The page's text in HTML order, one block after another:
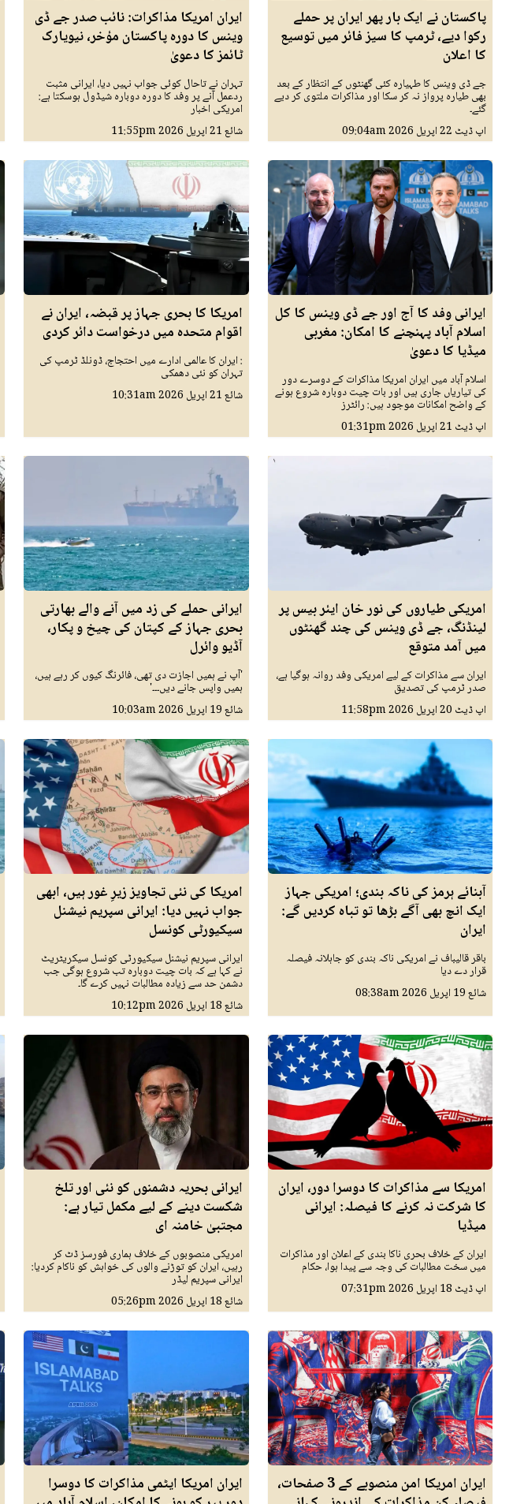
پاکستان نے ایک بار پھر ایران پر حملے
رکوا دیے، ٹرمپ کا سیز فائر میں توسیع
کا اعلان
جے ڈی وینس کا طہیارہ کئی گھنٹوں کے انتظار کے بعد
بھی طیارہ پرواز نہ کر سکا اور مذاکرات ملتوی کر دیے
گئے۔
اپ ڈیٹ 22 اپريل 2026 09:04am
ایران امریکا مذاکرات: نائب صدر جے ڈی
وینس کا دورہ پاکستان مؤخر، نیویارک
ٹائمز کا دعویٰ
تہران نے تاحال کوئی جواب نہیں دیا، ایرانی مثبت
ردعمل آنے پر وفد کا دورہ دوبارہ شیڈول ہوسکتا ہے:
امریکی اخبار
شائع21 اپريل 2026 11:55pm
ایرانی وفد کا آج اور جے ڈی وینس کا کل
اسلام آباد پہنچنے کا امکان: مغربی
میڈیا کا دعویٰ
اسلام آباد میں ایران امریکا مذاکرات کے دوسرے دور
کی تیاریاں جاری ہیں اور بات چیت دوبارہ شروع ہونے
کے واضح امکانات موجود ہیں: رائٹرز
اپ ڈیٹ 21 اپريل 2026 01:31pm
امریکا کا بحری جہاز پر قبضہ، ایران نے
اقوام متحدہ میں درخواست دائر کردی
: ایران کا عالمی ادارے میں احتجاج، ڈونلڈ ٹرمپ کی
تہران کو نئی دھمکی
شائع21 اپريل 2026 10:31am
امریکی طیاروں کی نور خان ایئر بیس پر
لینڈنگ، جے ڈی وینس کی چند گھنٹوں
میں آمد متوقع
ایران سے مذاکرات کے لیے امریکی وفد روانہ ہوگیا ہے،
صدر ٹرمپ کی تصدیق
اپ ڈیٹ 20 اپريل 2026 11:58pm
ایرانی حملے کی زد میں آنے والے بھارتی
بحری جہاز کے کپتان کی چیخ و پکار،
آڈیو وائرل
'آپ نے ہمیں اجازت دی تھی، فائرنگ کیوں کر رہے ہیں،
ہمیں واپس جانے دیں۔۔۔'
شائع19 اپريل 2026 10:03am
آبنائے ہرمز کی ناکہ بندی؛ امریکی جہاز
ایک انچ بھی آگے بڑھا تو تباہ کردیں گے:
ایران
باقر قالیباف نے امریکی ناکہ بندی کو جاہلانہ فیصلہ
قرار دے دیا
شائع19 اپريل 2026 08:38am
امریکا کی نئی تجاویز زیرِ غور ہیں، ابھی
جواب نہیں دیا: ایرانی سپریم نیشنل
سیکیورٹی کونسل
ایرانی سپریم نیشنل سیکیورٹی کونسل سیکریٹریٹ
نے کہا ہے کہ بات چیت دوبارہ تب شروع ہوگی جب
دشمن حد سے زیادہ مطالبات نہیں کرے گا۔
شائع18 اپريل 2026 10:12pm
امریکا سے مذاکرات کا دوسرا دور، ایران
کا شرکت نہ کرنے کا فیصلہ: ایرانی
میڈیا
ایران کے خلاف بحری ناکا بندی کے اعلان اور مذاکرات
میں سخت مطالبات کی وجہ سے پیدا ہوا، حکام
اپ ڈیٹ 18 اپريل 2026 07:31pm
ایرانی بحریہ دشمنوں کو نئی اور تلخ
شکست دینے کے لیے مکمل تیار ہے:
مجتبیٰ خامنہ ای
امریکی منصوبوں کے خلاف ہماری فورسز ڈٹ کر
رہیں، ایران کو توڑنے والوں کی خواہش کو ناکام کردیا:
ایرانی سپریم لیڈر
شائع18 اپريل 2026 05:26pm
ایران امریکا امن منصوبے کے 3 صفحات،
ایران امریکا ایٹمی مذاکرات کا دوسرا